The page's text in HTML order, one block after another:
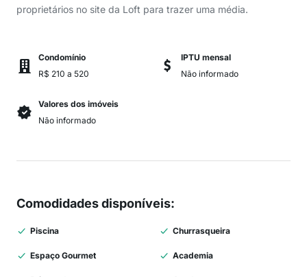
proprietários no site da Loft para trazer uma média.
Condomínio
R$ 210 a 520
IPTU mensal
Não informado
Valores dos imóveis
Não informado
Comodidades disponíveis:
Piscina Churrasqueira
Espaço Gourmet Academia